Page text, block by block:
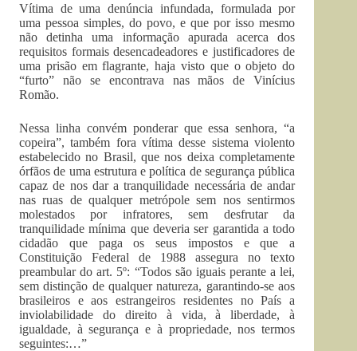
Vítima de uma denúncia infundada, formulada por
uma pessoa simples, do povo, e que por isso mesmo
não detinha uma informação apurada acerca dos
requisitos formais desencadeadores e justificadores de
uma prisão em flagrante, haja visto que o objeto do
“furto” não se encontrava nas mãos de Vinícius
Romão.
Nessa linha convém ponderar que essa senhora, “a
copeira”, também fora vítima desse sistema violento
estabelecido no Brasil, que nos deixa completamente
órfãos de uma estrutura e política de segurança pública
capaz de nos dar a tranquilidade necessária de andar
nas ruas de qualquer metrópole sem nos sentirmos
molestados por infratores, sem desfrutar da
tranquilidade mínima que deveria ser garantida a todo
cidadão que paga os seus impostos e que a
Constituição Federal de 1988 assegura no texto
preambular do art. 5º: “Todos são iguais perante a lei,
sem distinção de qualquer natureza, garantindo-se aos
brasileiros e aos estrangeiros residentes no País a
inviolabilidade do direito à vida, à liberdade, à
igualdade, à segurança e à propriedade, nos termos
seguintes:…”